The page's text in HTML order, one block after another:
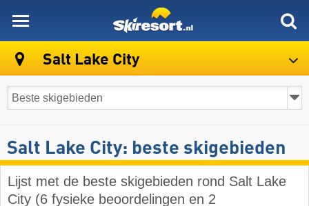
Salt Lake City
Salt Lake City: beste skigebieden
Lijst met de beste skigebieden rond Salt Lake
City (6 fysieke beoordelingen en 2